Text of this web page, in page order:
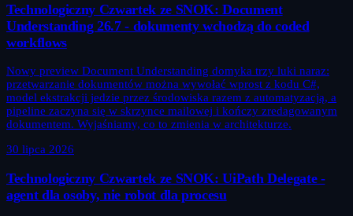
Technologiczny Czwartek ze SNOK: Document
Understanding 26.7 - dokumenty wchodzą do coded
workflows
Nowy preview Document Understanding domyka trzy luki naraz:
przetwarzanie dokumentów można wywołać wprost z kodu C#,
model ekstrakcji jedzie przez środowiska razem z automatyzacją, a
pipeline zaczyna się w skrzynce mailowej i kończy zredagowanym
dokumentem. Wyjaśniamy, co to zmienia w architekturze.
30 lipca 2026
Technologiczny Czwartek ze SNOK: UiPath Delegate -
agent dla osoby, nie robot dla procesu